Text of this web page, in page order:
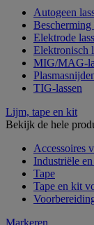
Autogeen
Bescherming
Elektrode
Elektronisch
MIG/MAG-
TIG-lassen
Lijm, tape en kit
Bekijk de hele
Accessoires
Industriële
Tape
Tape en kit
Markeren